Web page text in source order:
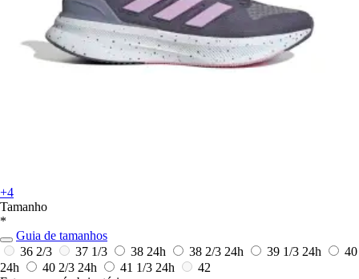
+4
Tamanho
*
Guia de tamanhos
36 2/3
37 1/3 38 24h 38 2/3 24h 39 1/3 24h
40
24h
40 2/3 24h 41 1/3 24h
42